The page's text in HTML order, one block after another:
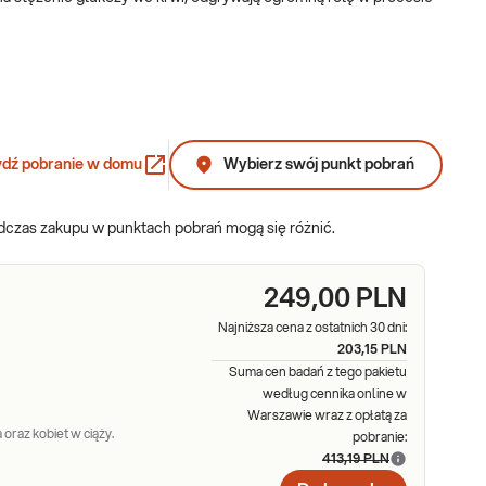
przysadkę. Hormony wydzielane przez podwzgórze to także
za prawidłową aktywność hormonalną jajników,
(fT3, fT4) odpowiedzialne są za rozwój mózgu i układu
dojrzewania płciowego, regulację temperatury ciała.
stresu) kluczowy dla metabolizmu glukozy, tłuszczy i białek.
pobranie w domu Wybierz swój punkt pobrań
zakupu w punktach pobrań mogą się różnić.
kobiet w ciąży.
249,00 PLN
Najniższa cena z ostatnich 30 dni:
203,15 PLN
Suma cen badań z tego pakietu
według cennika online w
Warszawie wraz z opłatą za
pobranie:
413,19 PLN